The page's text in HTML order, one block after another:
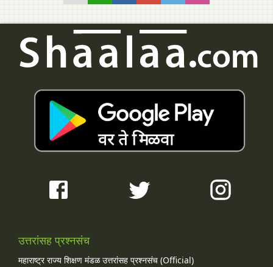
उत्तरांसह प्रश्नसंच
महाराष्ट्र राज्य शिक्षण मंडळ उत्तरांसह प्रश्नसंच (Official)